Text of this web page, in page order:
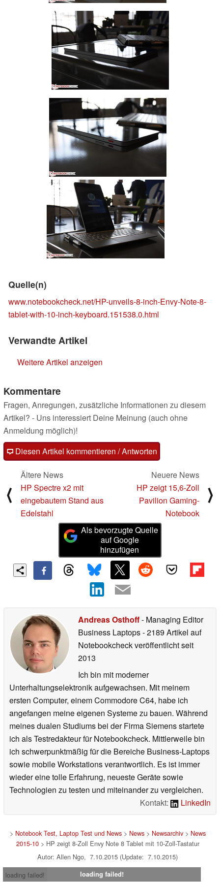
Quelle(n)
www.notebookcheck.net/HP-unveils-8-inch-Envy-Note-8-
tablet-with-10-inch-keyboard.151538.0.html
Verwandte Artikel
Weitere Artikel anzeigen
Kommentare
Fragen, Anregungen, zusätzliche Informationen zu diesem
Artikel? - Uns interessiert Deine Meinung (auch ohne
Anmeldung möglich)!
Diesen Artikel kommentieren / Antworten
⟨
Ältere News
HP Spectre x2 mit
eingebautem Stand aus
Edelstahl
Neuere News
HP zeigt 15,6-Zoll
Pavilion Gaming-
Notebook
⟩
Als bevorzugte Quelle
auf Google
hinzufügen
Andreas Osthoff- Managing Editor
Business Laptops- 2189 Artikel auf
Notebookcheck veröffentlichtseit
2013
Ich bin mit moderner
Unterhaltungselektronik aufgewachsen. Mit meinem
ersten Computer, einem Commodore C64, habe ich
angefangen meine eigenen Systeme zu bauen. Während
meines dualen Studiums bei der Firma Siemens startete
ich als Testredakteur für Notebookcheck. Mittlerweile bin
ich schwerpunktmäßig für die Bereiche Business-Laptops
sowie mobile Workstations verantwortlich. Es ist immer
wieder eine tolle Erfahrung, neueste Geräte sowie
Technologien zu testen und miteinander zu vergleichen.
Kontakt:
LinkedIn
> Notebook Test, Laptop Test und News> News> Newsarchiv> News
2015-10> HP zeigt 8-Zoll Envy Note 8 Tablet mit 10-Zoll-Tastatur
Autor: Allen Ngo, 7.10.2015 (Update: 7.10.2015)
loading failed!
loading failed!